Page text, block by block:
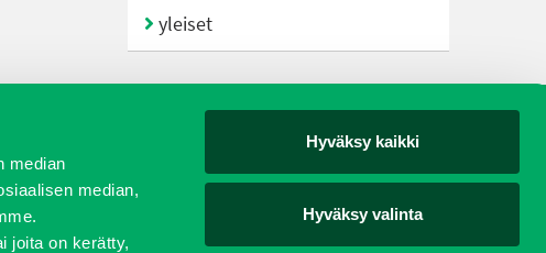
median
median,
joita on kerätty,
Hyväksy kaikki
Hyväksy valinta
yleiset